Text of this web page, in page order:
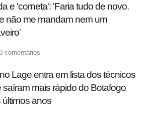
e 'corneta': 'Faria tudo de novo.
não me mandam nem um
comentários
Lage entra em lista dos técnicos
saíram mais rápido do Botafogo
últimos anos